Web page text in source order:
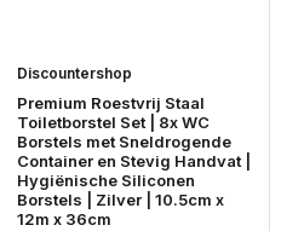
Discountershop
Premium Roestvrij Staal
Toiletborstel Set | 8x WC
Borstels met Sneldrogende
Container en Stevig Handvat |
Hygiënische Siliconen
Borstels | Zilver | 10.5cm x
12m x 36cm